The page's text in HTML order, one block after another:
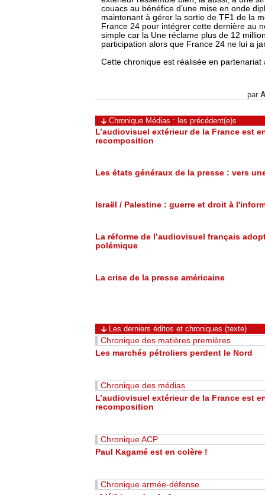
couacs au bénéfice d’une mise en onde
maintenant à gérer la sortie de TF1 de la
France 24 pour intégrer cette dernière au
simple car la Une réclame plus de 12
participation alors que France 24 ne lui a
Cette chronique est réalisée en
par
Chronique Médias : les précédent(e)s
L’audiovisuel extérieur de la France est
recomposition
Les états généraux de la presse : vers
Israël / Palestine : guerre et droit à
La réforme de l’audiovisuel français
polémique
La crise de la presse américaine
Les derniers éditos et chroniques (texte)
Chronique des matières premières
Les marchés pétroliers perdent le Nord
Chronique des médias
L’audiovisuel extérieur de la France est
recomposition
Chronique ACP
Paul Kagamé est en colère !
Chronique armée-défense